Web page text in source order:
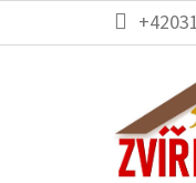
obsah